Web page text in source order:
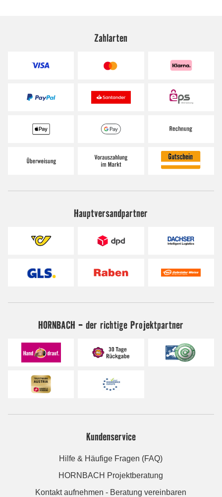
Zahlarten
Hauptversandpartner
HORNBACH - der richtige Projektpartner
Kundenservice
Hilfe & Häufige Fragen (FAQ)
HORNBACH Projektberatung
Kontakt aufnehmen - Beratung vereinbaren